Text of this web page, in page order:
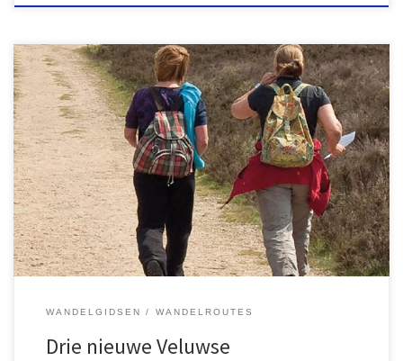
In de winter van 2024-2025 werden drie wandelgidsen over de
Veluwe gepubliceerd. Rob Wolfs compileerde 'Veluwse rondjes'
en 'Veluwse beeklopen', die respectievelijk 20 en 17 routes
bieden. Bart van der Schagt introduceerde een gids met 18
stationswandelingen.
WANDELGIDSEN WANDELROUTES
Drie nieuwe Veluwse